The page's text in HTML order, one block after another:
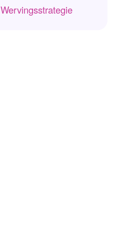
Wervingsstrategie